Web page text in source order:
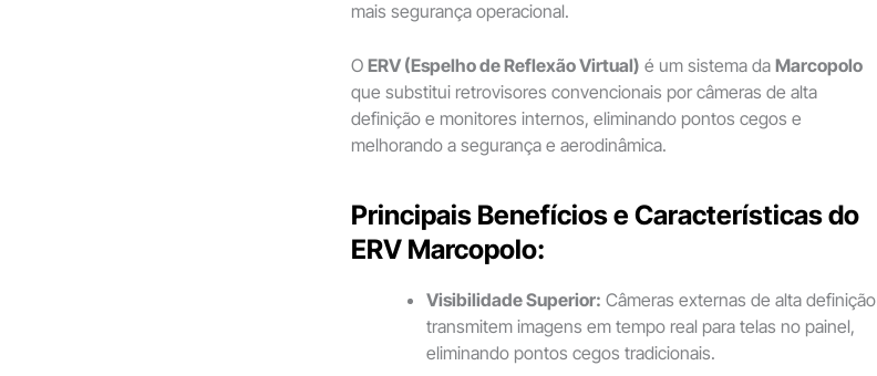
mais segurança operacional.
O ERV (Espelho de Reflexão Virtual) é um sistema da Marcopolo
que substitui retrovisores convencionais por câmeras de alta
definição e monitores internos, eliminando pontos cegos e
melhorando a segurança e aerodinâmica.
Principais Benefícios e Características do
ERV Marcopolo:
Visibilidade Superior: Câmeras externas de alta definição
transmitem imagens em tempo real para telas no painel,
eliminando pontos cegos tradicionais.